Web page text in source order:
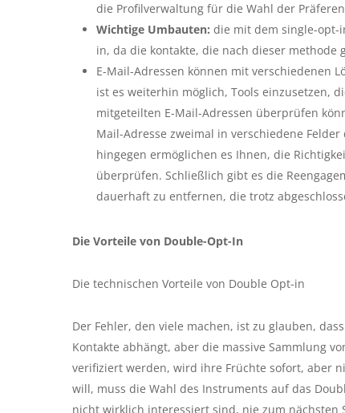
die Profilverwaltung für die Wahl der
Wichtige Umbauten: die mit dem single-opt-
in, da die kontakte, die nach dieser
E-Mail-Adressen können mit verschiedenen
ist es weiterhin möglich, Tools einzusetzen,
mitgeteilten E-Mail-Adressen überprüfen
Mail-Adresse zweimal in verschiedene
hingegen ermöglichen es Ihnen, die
überprüfen. Schließlich gibt es die
dauerhaft zu entfernen, die trotz
Die Vorteile von Double-Opt-In
Die technischen Vorteile von Double Opt-in
Der Fehler, den viele machen, ist zu glauben,
Kontakte abhängt, aber die massive Sammlung
verifiziert werden, wird ihre Früchte sofort, aber
will, muss die Wahl des Instruments auf das
nicht wirklich interessiert sind, nie zum nächsten